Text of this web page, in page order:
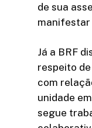
de sua
manifestar
Já a BRF
respeito
com
unidade
segue